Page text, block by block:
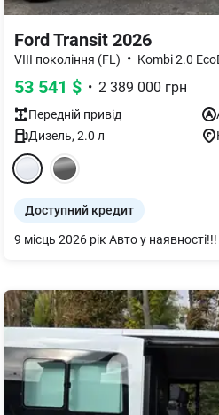
Ford Transit 2026
VIII покоління (FL) • Kombi 2.0
53 541 $ • 2 389 000 грн
Передній привід
Дизель, 2.0 л
Доступний кредит